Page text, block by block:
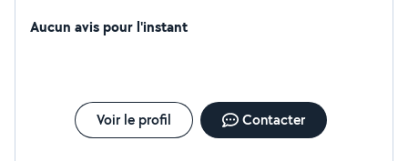
Aucun avis pour l'instant
Voir le profil Contacter